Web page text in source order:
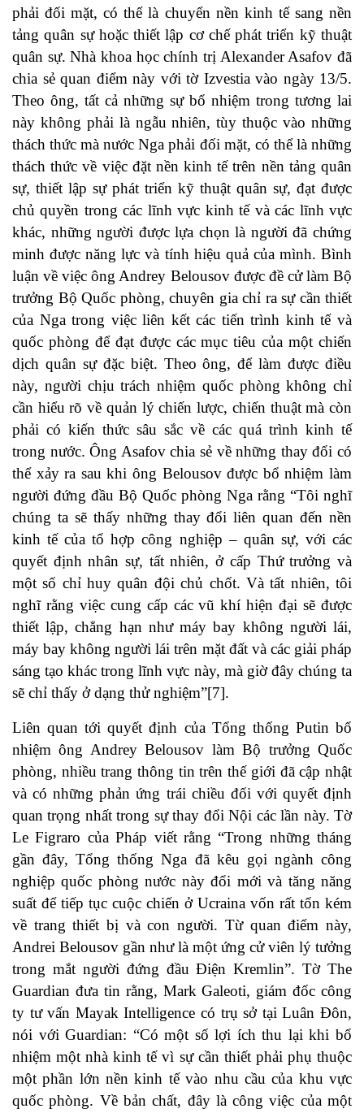
phải đối mặt, có thể là chuyển nền kinh tế sang nền
tảng quân sự hoặc thiết lập cơ chế phát triển kỹ thuật
quân sự. Nhà khoa học chính trị Alexander Asafov đã
chia sẻ quan điểm này với tờ Izvestia vào ngày 13/5.
Theo ông, tất cả những sự bổ nhiệm trong tương lai
này không phải là ngẫu nhiên, tùy thuộc vào những
thách thức mà nước Nga phải đối mặt, có thể là những
thách thức về việc đặt nền kinh tế trên nền tảng quân
sự, thiết lập sự phát triển kỹ thuật quân sự, đạt được
chủ quyền trong các lĩnh vực kinh tế và các lĩnh vực
khác, những người được lựa chọn là người đã chứng
minh được năng lực và tính hiệu quả của mình. Bình
luận về việc ông Andrey Belousov được đề cử làm Bộ
trưởng Bộ Quốc phòng, chuyên gia chỉ ra sự cần thiết
của Nga trong việc liên kết các tiến trình kinh tế và
quốc phòng để đạt được các mục tiêu của một chiến
dịch quân sự đặc biệt. Theo ông, để làm được điều
này, người chịu trách nhiệm quốc phòng không chỉ
cần hiểu rõ về quản lý chiến lược, chiến thuật mà còn
phải có kiến ​​thức sâu sắc về các quá trình kinh tế
trong nước. Ông Asafov chia sẻ về những thay đổi có
thể xảy ra sau khi ông Belousov được bổ nhiệm làm
người đứng đầu Bộ Quốc phòng Nga rằng “Tôi nghĩ
chúng ta sẽ thấy những thay đổi liên quan đến nền
kinh tế của tổ hợp công nghiệp – quân sự, với các
quyết định nhân sự, tất nhiên, ở cấp Thứ trưởng và
một số chỉ huy quân đội chủ chốt. Và tất nhiên, tôi
nghĩ rằng việc cung cấp các vũ khí hiện đại sẽ được
thiết lập, chẳng hạn như máy bay không người lái,
máy bay không người lái trên mặt đất và các giải pháp
sáng tạo khác trong lĩnh vực này, mà giờ đây chúng ta
sẽ chỉ thấy ở dạng thử nghiệm”[7].
Liên quan tới quyết định của Tổng thống Putin bổ
nhiệm ông Andrey Belousov làm Bộ trưởng Quốc
phòng, nhiều trang thông tin trên thế giới đã cập nhật
và có những phản ứng trái chiều đối với quyết định
quan trọng nhất trong sự thay đổi Nội các lần này. Tờ
Le Figraro của Pháp viết rằng “Trong những tháng
gần đây, Tổng thống Nga đã kêu gọi ngành công
nghiệp quốc phòng nước này đổi mới và tăng năng
suất để tiếp tục cuộc chiến ở Ucraina vốn rất tốn kém
về trang thiết bị và con người. Từ quan điểm này,
Andrei Belousov gần như là một ứng cử viên lý tưởng
trong mắt người đứng đầu Điện Kremlin”. Tờ The
Guardian đưa tin rằng, Mark Galeoti, giám đốc công
ty tư vấn Mayak Intelligence có trụ sở tại Luân Đôn,
nói với Guardian: “Có một số lợi ích thu lại khi bổ
nhiệm một nhà kinh tế vì sự cần thiết phải phụ thuộc
một phần lớn nền kinh tế vào nhu cầu của khu vực
quốc phòng. Về bản chất, đây là công việc của một